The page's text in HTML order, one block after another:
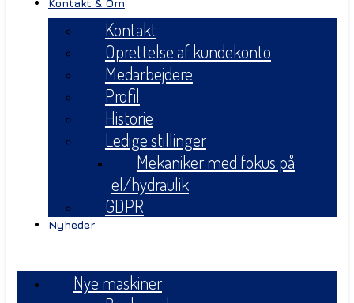
Kontakt & Om
Kontakt
Oprettelse af kundekonto
Medarbejdere
Profil
Historie
Ledige stillinger
Mekaniker med fokus på
el/hydraulik
GDPR
Nyheder
Nye maskiner